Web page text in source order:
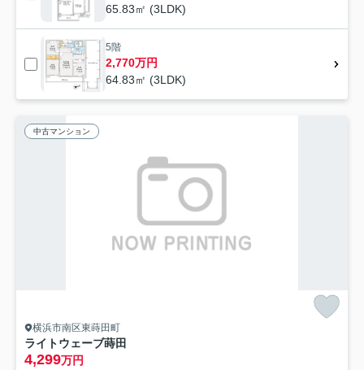
65.83㎡ (3LDK)
5階
2,770万円
64.83㎡ (3LDK)
中古マンション
横浜市南区東蒔田町
ライトウェーブ蒔田
4,299万円